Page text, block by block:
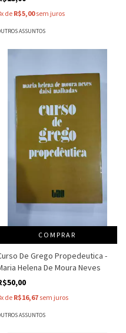
x de R$5,00sem juros
ASSUNTOS
COMPRAR
De Grego Propedeutica -
Helena De Moura Neves
x de R$16,67 sem juros
ASSUNTOS